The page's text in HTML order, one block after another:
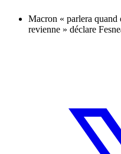
Macron « parlera quand
revienne » déclare